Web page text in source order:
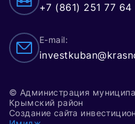
+7 (861) 251 77 64
E-mail:
© Администрация
Крымский район
Создание сайта